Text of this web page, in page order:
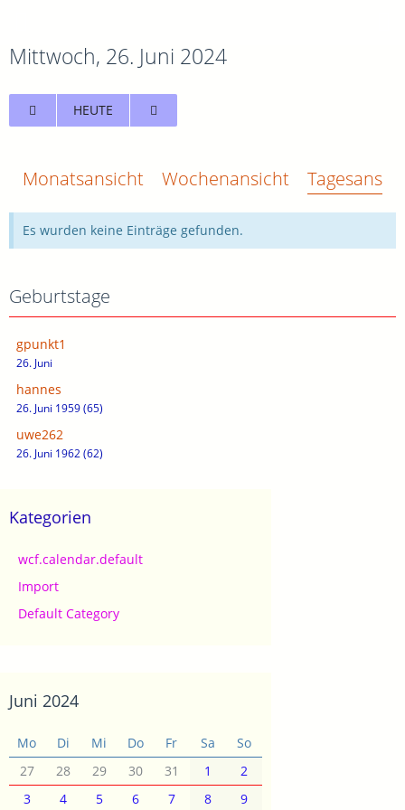
Mittwoch, 26. Juni 2024
HEUTE
Monatsansicht Wochenansicht
Es wurden keine Einträge gefunden.
Geburtstage
gpunkt1
26. Juni
hannes
26. Juni 1959 (65)
uwe262
26. Juni 1962 (62)
Kategorien
wcf.calendar.default
Import
Default Category
Juni 2024
Mo Di Mi Do Fr Sa
So
27
28 29 30 31 1
2
3
4 5 6 7 8 9